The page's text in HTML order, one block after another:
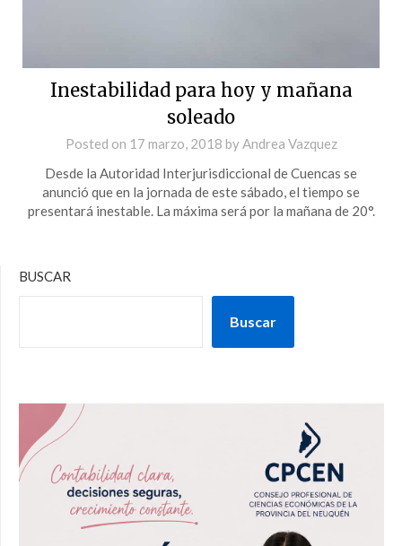
Inestabilidad para hoy y mañana
soleado
Posted on 17 marzo, 2018 byAndrea Vazquez
Desde la Autoridad Interjurisdiccional de Cuencas se
anunció que en la jornada de este sábado, el tiempo se
presentará inestable. La máxima será por la mañana de 20°.
BUSCAR
Buscar